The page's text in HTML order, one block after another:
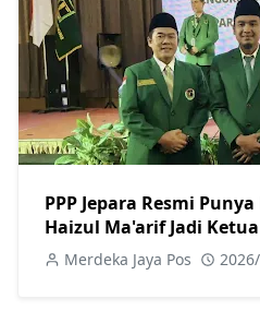
PPP Jepara Resmi
Haizul Ma'arif Jadi Ketua
Merdeka Jaya Pos